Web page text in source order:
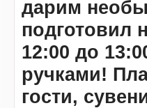
дарим
подготовил
12:00 до
ручками!
гости,